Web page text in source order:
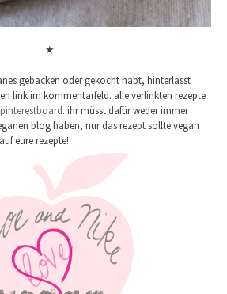
★
gebacken oder gekocht habt, hinterlasst
link im kommentarfeld. alle verlinkten rezepte
pinterestboard. ihr müsst dafür weder immer
blog haben, nur das rezept sollte vegan
eure rezepte!